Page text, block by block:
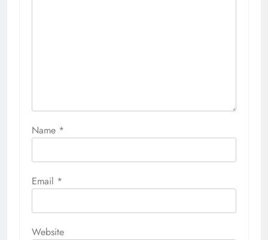
Name *
Email *
Website